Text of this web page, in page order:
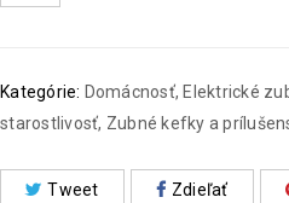
Kategórie: Domácnosť, Elektrické
starostlivosť, Zubné kefky a
Tweet Zdieľať